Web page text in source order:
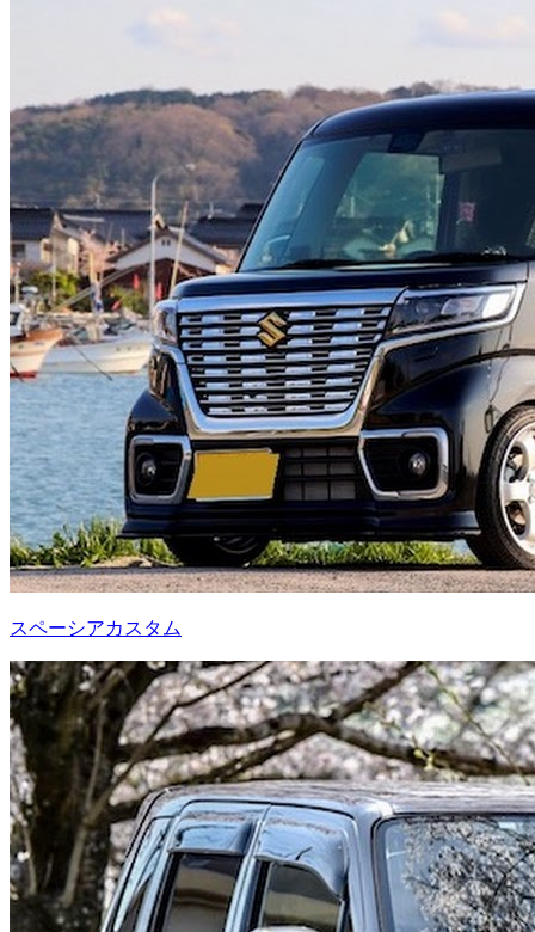
スペーシアカスタム